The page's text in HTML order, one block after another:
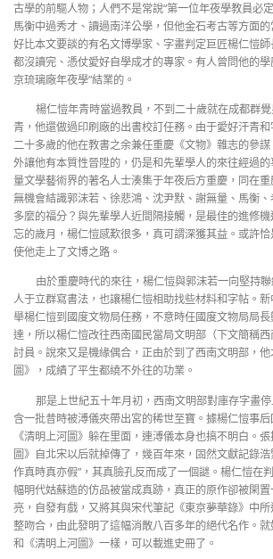
古學的前驅人物；人們不是常說“第一位年夜學教員必
馬衡中過秀才、讀過南洋公學，但他金石考古等方面
好比本文要談的有名文博學家、字畫判定巨匠楊仁愷
都沒讀完、憑仗愛好自學成才的專家。有人曾問他的
京琉璃廠年夜學”結業的。
楊仁愷年青時當過教員，不到二十歲就在成都群
青，他還做過印刷廠的出書校訂任務。由于愛好汗青和
二十多歲的他在教書之余兼任重慶《文物》雜志的參
外讓他有本質性晉陞的，仍是和先輩學人的來往經過
量文學藝術界的著名人士湊集于年夜后方重慶，同在
無機會結識郭沫若、徐悲鴻、沈尹默、謝無量、馬衡
多麼的福分？與先輩學人近間隔接觸，是最佳的進修
忘的歲月，楊仁愷感歎很多，真可謂深獲其益。或許
使他走上了文博之路。
由於重慶時代的來往，楊仁愷與郭沫若一向堅持
人于立群寫書法，也讓楊仁愷相助找些材料和字帖。
舉楊仁愷到國度文物局任務，不意時任國度文物局局
達，所以楊仁愷改往西南國民當局文明部（下文簡稱
討員。說來又是機緣偶合，正由於到了西南文明部，
圖》，成績了平生都繞不外往的功業。
那是上世紀五十年月初，西南文明部對庫存字畫
含一批昔時被溥儀夾帶出宮的稀世至寶。據楊仁愷事
《清明上河圖》躲在里面，連溥儀本身也搞不明白。
圖》自北宋以后就掉傳了，幾百年來，固然文獻記錄
作真時真亦假”，其真臉孔反而成了一個謎。楊仁愷在
幅明代姑蘇造的仿品被當成真跡，真正的原作卻被閑
亮，自發有戲，又將其與宋代筆記《東京夢華錄》中
整吻合，由此發明了這幅消散八百多年的絕代名作。
和《清明上河圖》一樣，可以載進史冊了。